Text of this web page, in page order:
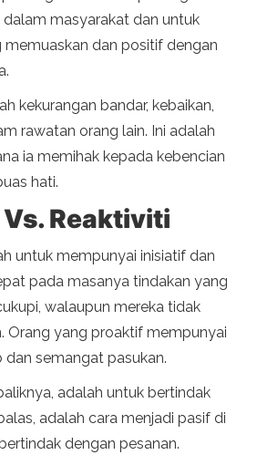
masyarakat dan untuk
memuaskan dan positif dengan
kekurangan bandar, kebaikan,
rawatan orang lain. Ini adalah
ia memihak kepada kebencian
hati.
Reaktiviti
untuk mempunyai inisiatif dan
pada masanya tindakan yang
walaupun mereka tidak
Orang yang proaktif mempunyai
semangat pasukan.
adalah untuk bertindak
adalah cara menjadi pasif di
dengan pesanan.